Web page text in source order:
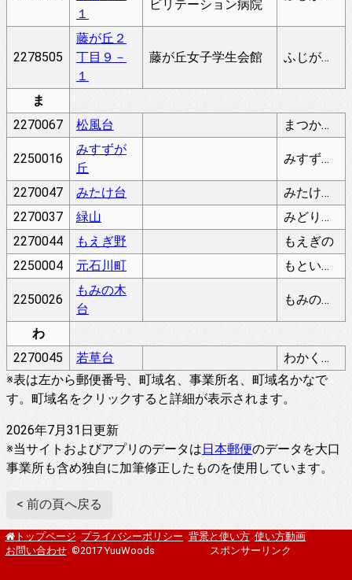
１
ビリテーション病院
2278505
藤が丘２
丁目９－
１
藤が丘女子学生会館 ふじがおか
ま
2270067
松風台 まつかぜだい
2250016
みすずが
丘
みすずがおか
2270047 みたけ台
みたけだい
2270037
緑山
みどりやま
2270044
もえぎ野
もえぎの
2250004
元石川町 もといしかわちょう
2250026
もみの木
台
もみのきだい
わ
2270045
若草台
わかくさだい
※表は左から郵便番号、町域名、事業所名、町域名かなで
す。町域名をクリックすると詳細が表示されます。
2026年7月31日更新
※当サイトおよびアプリのデータは日本郵便のデータを大口
事業所も含め独自に加筆修正したものを使用しています。
< 前の頁へ戻る
トップページ プライバシーポリシー 背景と使い方 使い方動画
お問い合わせ ©2017 YuuWoods スポンサーリンク